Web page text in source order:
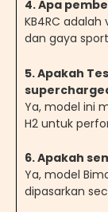
4.Apa
KB4RC
dan gaya
5.Apakah
Ya, model ini
H2 untuk
6.Apakah
Ya, model
dipasarkan